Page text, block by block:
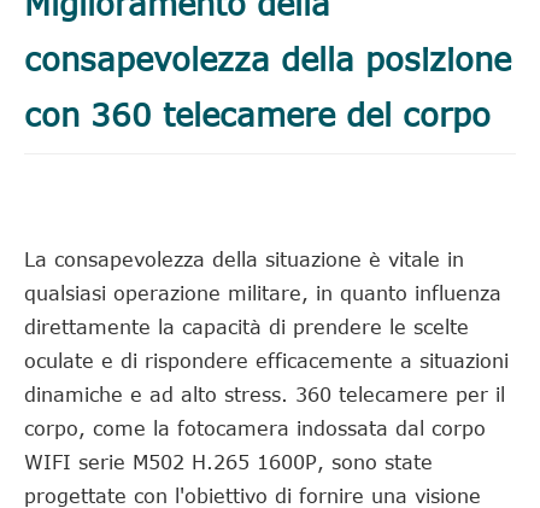
consapevolezza della posizione
con 360 telecamere del corpo
La consapevolezza della situazione è vitale in
qualsiasi operazione militare, in quanto influenza
direttamente la capacità di prendere le scelte
oculate e di rispondere efficacemente a situazioni
dinamiche e ad alto stress. 360 telecamere per il
corpo, come la fotocamera indossata dal corpo
WIFI serie M502 H.265 1600P, sono state
progettate con l'obiettivo di fornire una visione